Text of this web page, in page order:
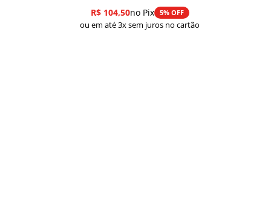
R$104,50no Pix 5% OFF
ou em até 3x sem juros no cartão